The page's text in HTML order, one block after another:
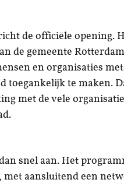
de officiële opening.
de gemeente
en organisaties
toegankelijk te maken.
met de vele
snel aan. Het
aansluitend een